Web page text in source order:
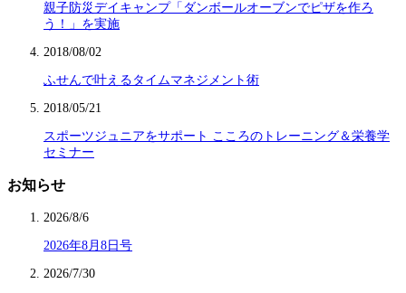
親子防災デイキャンプ「ダンボールオーブンでピザを作ろ
う！」を実施
2018/08/02
ふせんで叶えるタイムマネジメント術
2018/05/21
スポーツジュニアをサポート こころのトレーニング＆栄養学
セミナー
お知らせ
2026/8/6
2026年8月8日号
2026/7/30